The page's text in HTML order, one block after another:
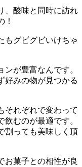
、酸味と同時に訪れ
！
もグビグビいけちゃ
が豊富なんです。
好みの物が見つかる
それぞれで変わって
むのが最適です。
割っても美味しく頂
お菓子との相性が良